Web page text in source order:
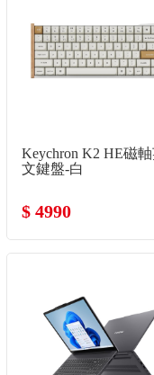
Keychron K2 HE磁
文鍵盤-白
$ 4990